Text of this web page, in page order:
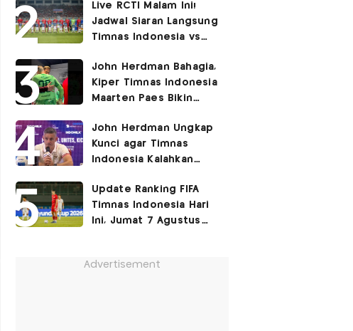
2026-2027
Live RCTI Malam Ini!
Jadwal Siaran Langsung
Timnas Indonesia vs
2026: Laga Hidup Mati
John Herdman Bahagia,
Kiper Timnas Indonesia
Maarten Paes Bikin
Duduk di Bangku
Cadangan!
John Herdman Ungkap
Kunci agar Timnas
Indonesia Kalahkan
2026: Tenang tapi
Berapi-api
Update Ranking FIFA
Timnas Indonesia Hari
Ini, Jumat 7 Agustus
Advertisement